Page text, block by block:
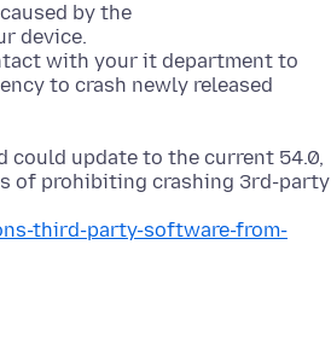
by the
device.
with your it department to
to crash newly released
could update to the current 54.0,
of prohibiting crashing 3rd-party
third-party-software-from-